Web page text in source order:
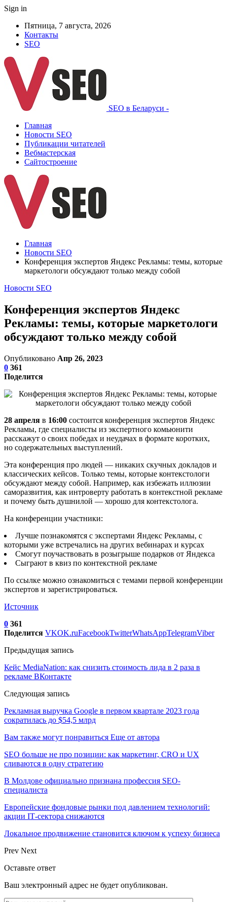
Sign in
Пятница, 7 августа, 2026
Контакты
SEO
SEO в Беларуси -
Главная
Новости SEO
Публикации читателей
Вебмастерская
Сайтостроение
Главная
Новости SEO
Конференция экспертов Яндекс Рекламы: темы, которые
маркетологи обсуждают только между собой
Новости SEO
Конференция экспертов Яндекс
Рекламы: темы, которые маркетологи
обсуждают только между собой
Опубликовано Апр 26, 2023
0 361
Поделится
28 апреля в 16:00 состоится конференция экспертов Яндекс
Рекламы, где специалисты из экспертного комьюнити
расскажут о своих победах и неудачах в формате коротких,
но содержательных выступлений.
Эта конференция про людей — никаких скучных докладов и
классических кейсов. Только темы, которые контекстологи
обсуждают между собой. Например, как избежать иллюзии
саморазвития, как интроверту работать в контекстной рекламе
и почему быть душнилой — хорошо для контекстолога.
На конференции участники:
Лучше познакомятся с экспертами Яндекс Рекламы, с
которыми уже встречались на других вебинарах и курсах
Смогут поучаствовать в розыгрыше подарков от Яндекса
Сыграют в квиз по контекстной рекламе
По ссылке можно ознакомиться с темами первой конференции
экспертов и зарегистрироваться.
Источник
0 361
Поделится VKOK.ruFacebookTwitterWhatsAppTelegramViber
Предыдущая запись
Кейс MediaNation: как снизить стоимость лида в 2 раза в
рекламе ВКонтакте
Следующая запись
Рекламная выручка Google в первом квартале 2023 года
сократилась до $54,5 млрд
Вам также могут понравиться Еще от автора
SEO больше не про позиции: как маркетинг, CRO и UX
сливаются в одну стратегию
В Молдове официально признана профессия SEO-
специалиста
Европейские фондовые рынки под давлением технологий:
акции IT‑сектора снижаются
Локальное продвижение становится ключом к успеху бизнеса
Prev Next
Оставьте ответ
Ваш электронный адрес не будет опубликован.